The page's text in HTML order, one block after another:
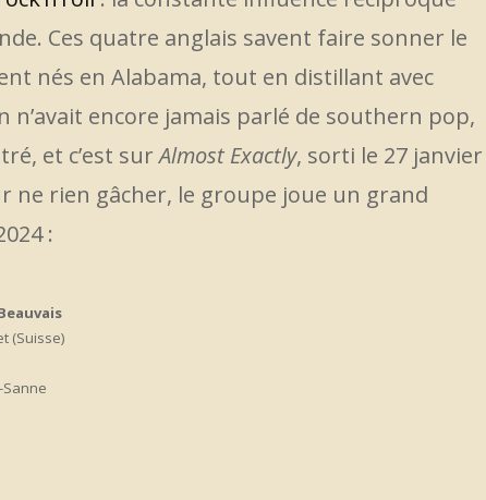
Ces quatre anglais savent faire sonner le
nés en Alabama, tout en distillant avec
encore jamais parlé de southern pop,
et c’est surAlmost Exactly, sorti le 27 janvier
ne rien gâcher, le groupe joue un grand
:
(Suisse)
Sanne